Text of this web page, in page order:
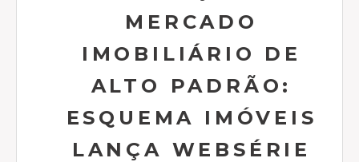
MERCADO
IMOBILIÁRIO DE
ALTO PADRÃO:
ESQUEMA IMÓVEIS
LANÇA WEBSÉRIE